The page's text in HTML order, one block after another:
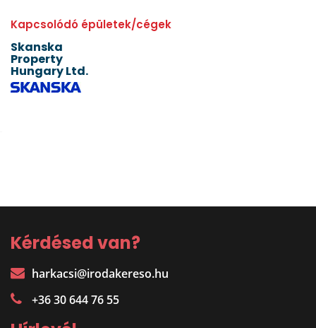
Kapcsolódó épületek/cégek
Skanska
Property
Hungary Ltd.
Kérdésed van?
harkacsi@irodakereso.hu
+36 30 644 76 55